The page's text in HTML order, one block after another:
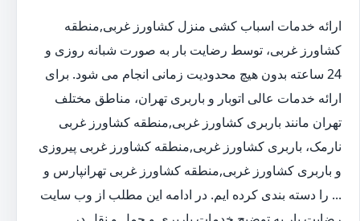
ارائه خدمات اسباب کشی منزل کشاورز غربی,منطقه
کشاورز غربی، توسط رضایت بار به صورت شبانه روزی و
24 ساعته بدون هیچ محدودیت زمانی انجام می شود. برای
ارائه خدمات عالی اتوبار و باربری تهران، مناطق مختلف
تهران مانند باربری کشاورز غربی,منطقه کشاورز غربی
نارمک، باربری کشاورز غربی,منطقه کشاورز غربی پیروزی
و باربری کشاورز غربی,منطقه کشاورز غربی تهرانپارس و
... را دسته بندی کرده ایم. در ادامه این مطلب از وب سایت